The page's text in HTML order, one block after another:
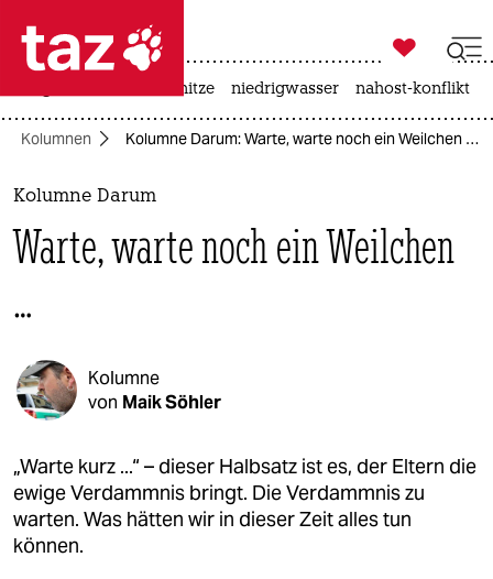
 taz zahl ich
taz zahl ich
themen
politik
kultur
berlin
nord

taz zahl ich
hitze niedrigwasser nahost-konflikt
Kolumnen Kolumne Darum: Warte, warte noch ein Weilchen …
Kolumne Darum
Warte, warte noch ein Weilchen
…
Kolumne
von Maik Söhler
„Warte kurz ...“ – dieser Halbsatz ist es, der Eltern die
ewige Verdammnis bringt. Die Verdammnis zu
warten. Was hätten wir in dieser Zeit alles tun
können.